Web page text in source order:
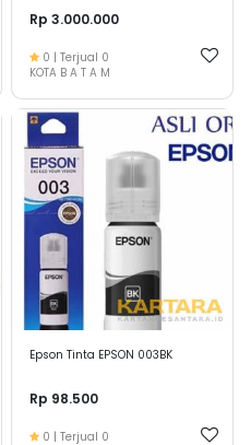
Rp 3.000.000
0 | Terjual 0
KOTA B A T A M
Epson Tinta EPSON 003BK
Rp 98.500
0 | Terjual 0